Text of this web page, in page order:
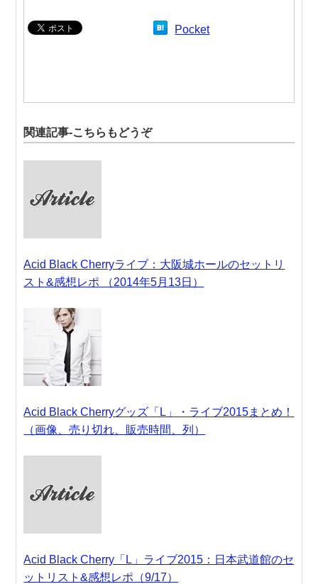
Pocket
関連記事-こちらもどうぞ
Acid Black Cherryライブ：大阪城ホールのセットリ
スト&感想レポ （2014年5月13日）
Acid Black Cherryグッズ「L」・ライブ2015まとめ！
（画像、売り切れ、販売時間、列）
Acid Black Cherry「L」ライブ2015：日本武道館のセ
ットリスト&感想レポ（9/17）